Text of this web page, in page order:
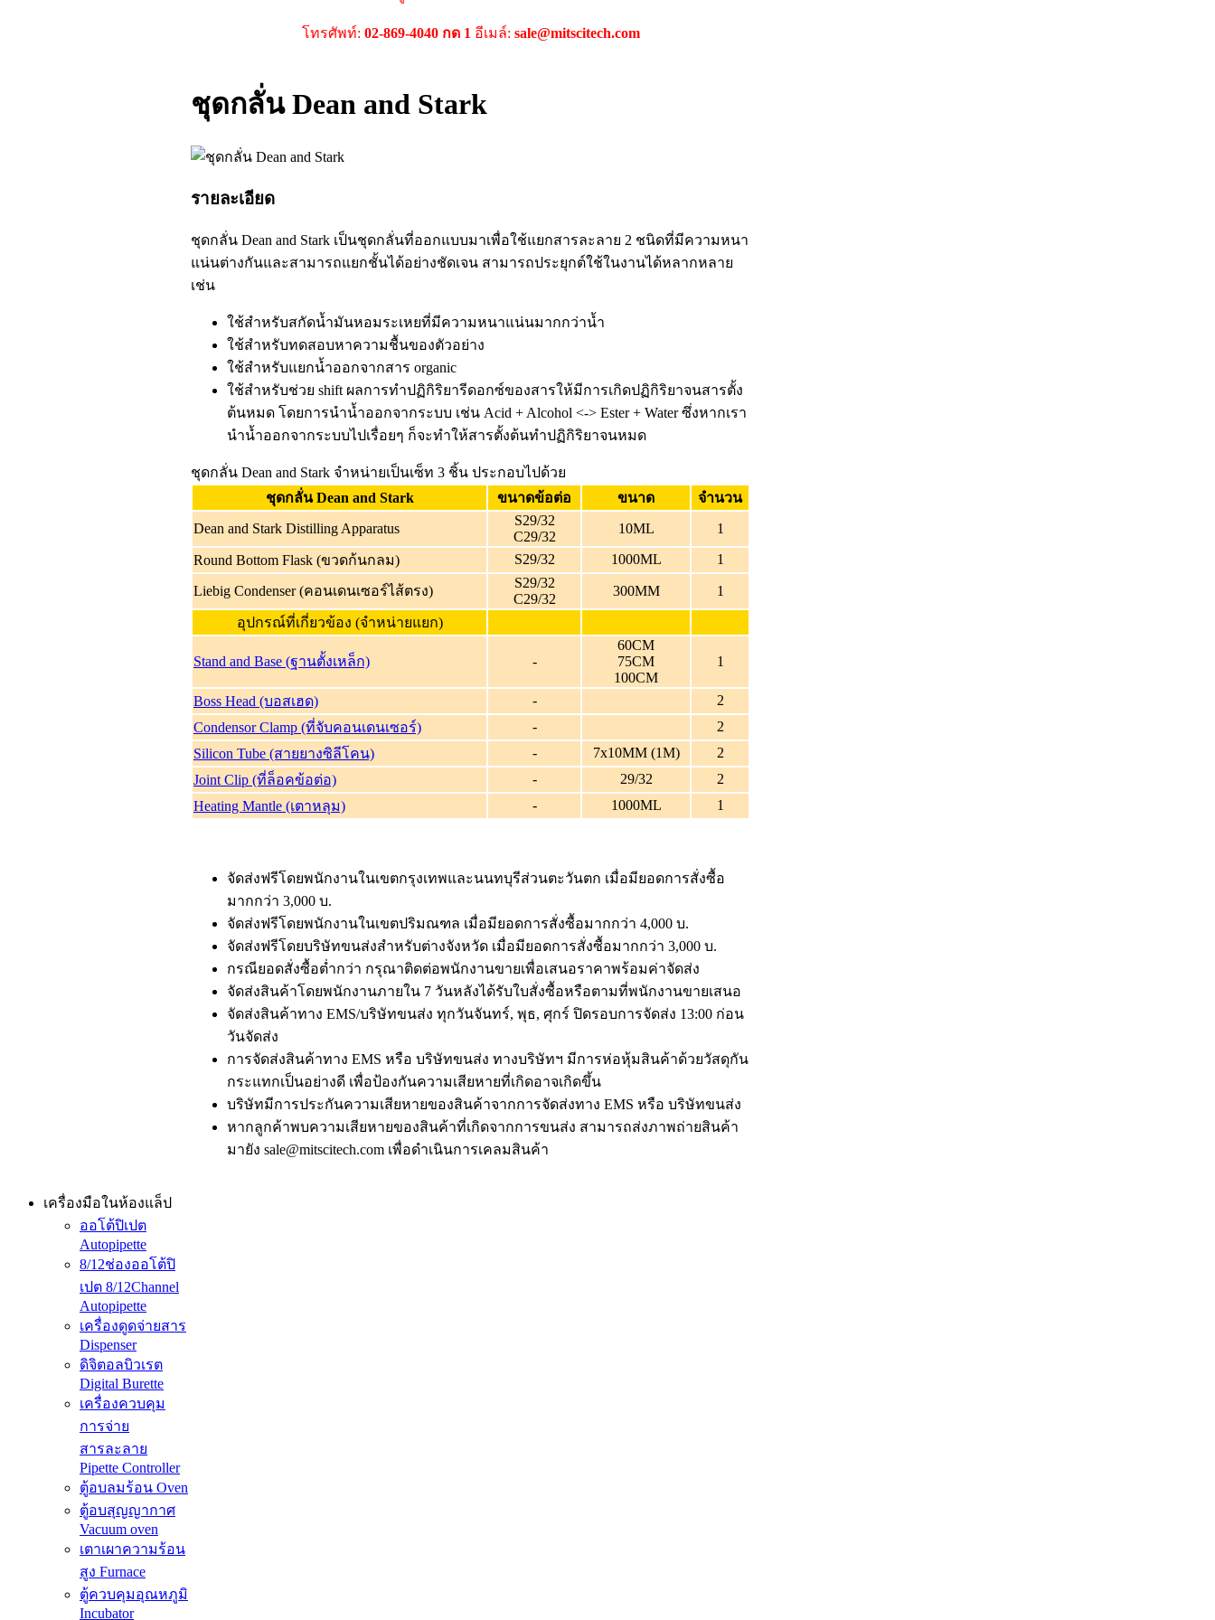
โทรศัพท์: 02-869-4040 กด 1 อีเมล์: sale@mitscitech.com
ชุดกลั่น Dean and Stark
รายละเอียด
ชุดกลั่น Dean and Stark เป็นชุดกลั่นที่ออกแบบมาเพื่อใช้แยกสารละลาย 2 ชนิดที่มีความหนา
แน่นต่างกันและสามารถแยกชั้นได้อย่างชัดเจน สามารถประยุกต์ใช้ในงานได้หลากหลาย
เช่น
ใช้สำหรับสกัดน้ำมันหอมระเหยที่มีความหนาแน่นมากกว่าน้ำ
ใช้สำหรับทดสอบหาความชื้นของตัวอย่าง
ใช้สำหรับแยกน้ำออกจากสาร organic
ใช้สำหรับช่วย shift ผลการทำปฏิกิริยารีดอกซ์ของสารให้มีการเกิดปฏิกิริยาจนสารตั้ง
ต้นหมด โดยการนำน้ำออกจากระบบ เช่น Acid + Alcohol <-> Ester + Water ซึ่งหากเรา
นำน้ำออกจากระบบไปเรื่อยๆ ก็จะทำให้สารตั้งต้นทำปฏิกิริยาจนหมด
ชุดกลั่น Dean and Stark จำหน่ายเป็นเซ็ท 3 ชิ้น ประกอบไปด้วย
ชุดกลั่น Dean and Stark
ขนาดข้อต่อ ขนาด
จำนวน
Dean and Stark Distilling Apparatus
S29/32
C29/32
10ML 1
Round Bottom Flask (ขวดก้นกลม) S29/32 1000ML 1
Liebig Condenser (คอนเดนเซอร์ไส้ตรง)
S29/32
C29/32
300MM 1
อุปกรณ์ที่เกี่ยวข้อง (จำหน่ายแยก)
Stand and Base (ฐานตั้งเหล็ก) -
60CM
75CM
100CM
1
Boss Head (บอสเฮด) -
2
Condensor Clamp (ที่จับคอนเดนเซอร์)
-
2
Silicon Tube (สายยางซิลีโคน)
- 7x10MM (1M)
2
Joint Clip (ที่ล็อคข้อต่อ)
- 29/32
2
Heating Mantle (เตาหลุม)
- 1000ML 1
จัดส่งฟรีโดยพนักงานในเขตกรุงเทพและนนทบุรีส่วนตะวันตก เมื่อมียอดการสั่งซื้อ
มากกว่า 3,000 บ.
จัดส่งฟรีโดยพนักงานในเขตปริมณฑล เมื่อมียอดการสั่งซื้อมากกว่า 4,000 บ.
จัดส่งฟรีโดยบริษัทขนส่งสำหรับต่างจังหวัด เมื่อมียอดการสั่งซื้อมากกว่า 3,000 บ.
กรณียอดสั่งซื้อต่ำกว่า กรุณาติดต่อพนักงานขายเพื่อเสนอราคาพร้อมค่าจัดส่ง
จัดส่งสินค้าโดยพนักงานภายใน 7 วันหลังได้รับใบสั่งซื้อหรือตามที่พนักงานขายเสนอ
จัดส่งสินค้าทาง EMS/บริษัทขนส่ง ทุกวันจันทร์, พุธ, ศุกร์ ปิดรอบการจัดส่ง 13:00 ก่อน
วันจัดส่ง
การจัดส่งสินค้าทาง EMS หรือ บริษัทขนส่ง ทางบริษัทฯ มีการห่อหุ้มสินค้าด้วยวัสดุกัน
กระแทกเป็นอย่างดี เพื่อป้องกันความเสียหายที่เกิดอาจเกิดขึ้น
บริษัทมีการประกันความเสียหายของสินค้าจากการจัดส่งทาง EMS หรือ บริษัทขนส่ง
หากลูกค้าพบความเสียหายของสินค้าที่เกิดจากการขนส่ง สามารถส่งภาพถ่ายสินค้า
มายัง sale@mitscitech.com เพื่อดำเนินการเคลมสินค้า
เครื่องมือในห้องแล็ป
ออโต้ปิเปต
Autopipette
8/12ช่องออโต้ปิ
เปต 8/12Channel
Autopipette
เครื่องดูดจ่ายสาร
Dispenser
ดิจิตอลบิวเรต
Digital Burette
เครื่องควบคุม
การจ่าย
สารละลาย
Pipette Controller
ตู้อบลมร้อน Oven
ตู้อบสุญญากาศ
Vacuum oven
เตาเผาความร้อน
สูง Furnace
ตู้ควบคุมอุณหภูมิ
Incubator